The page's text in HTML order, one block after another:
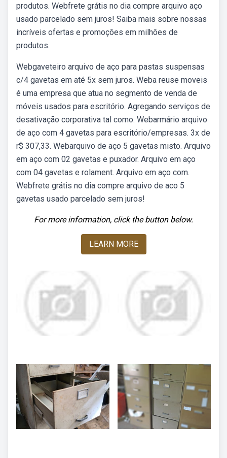
produtos. Webfrete grátis no dia compre arquivo aço
usado parcelado sem juros! Saiba mais sobre nossas
incríveis ofertas e promoções em milhões de
produtos.
Webgaveteiro arquivo de aço para pastas suspensas
c/4 gavetas em até 5x sem juros. Weba reuse moveis
é uma empresa que atua no segmento de venda de
móveis usados para escritório. Agregando serviços de
desativação corporativa tal como. Webarmário arquivo
de aço com 4 gavetas para escritório/empresas. 3x de
r$ 307,33. Webarquivo de aço 5 gavetas misto. Arquivo
em aço com 02 gavetas e puxador. Arquivo em aço
com 04 gavetas e rolament. Arquivo em aço com.
Webfrete grátis no dia compre arquivo de aco 5
gavetas usado parcelado sem juros!
For more information, click the button below.
LEARN MORE